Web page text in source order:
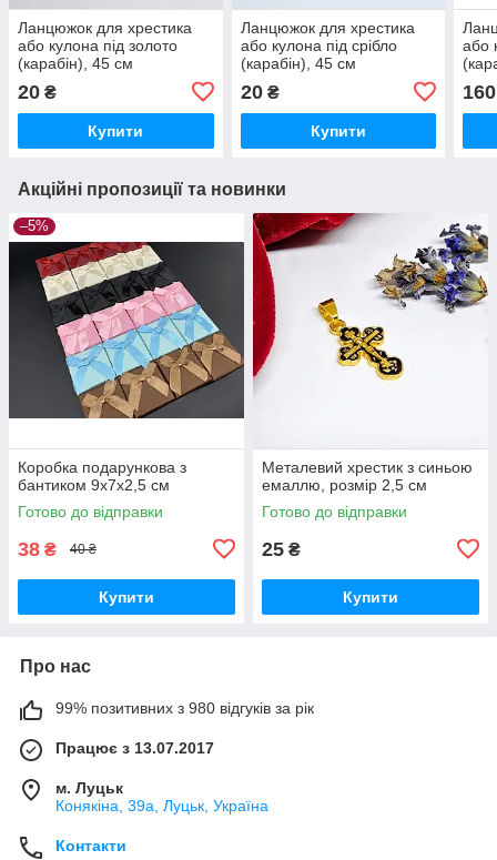
Ланцюжок для хрестика
або кулона під золото
(карабін), 45 см
20 ₴
Купити
Ланцюжок для хрестика
або кулона під срібло
(карабін), 45 см
20₴
Купити
або
160
Акційні пропозиції та новинки
–5%
Коробка подарункова з
бантиком 9х7х2,5 см
Готово до відправки
38 ₴ 40 ₴
Купити
Металевий хрестик з синьою
емаллю, розмір 2,5 см
Готово до відправки
25 ₴
Купити
Про нас
99% позитивних з 980 відгуків за рік
Працює з 13.07.2017
м. Луцьк
Конякіна, 39а, Луцьк, Україна
Контакти